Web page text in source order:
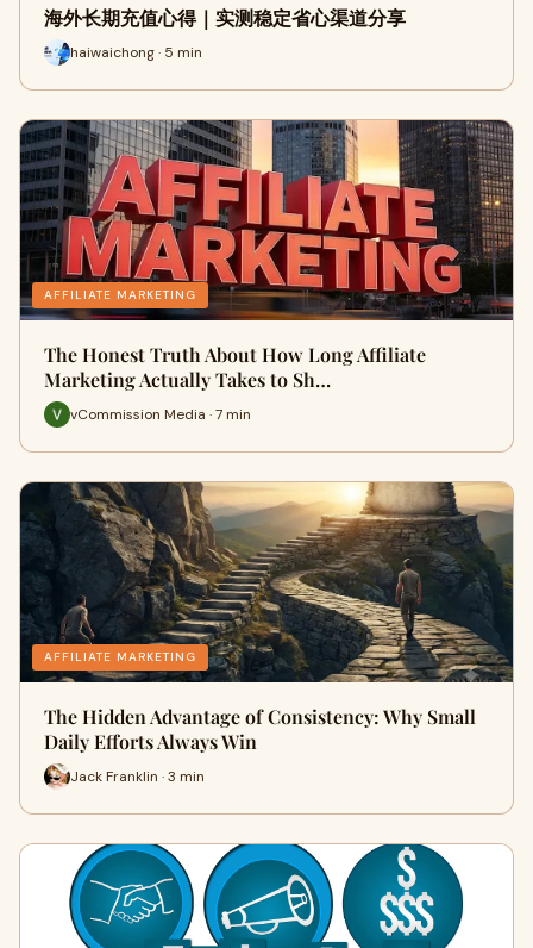
海外长期充值心得｜实测稳定省心渠道分享
haiwaichong · 5 min
AFFILIATE MARKETING
The Honest Truth About How Long Affiliate
Marketing Actually Takes to Sh…
vCommission Media · 7 min
AFFILIATE MARKETING
The Hidden Advantage of Consistency: Why Small
Daily Efforts Always Win
Jack Franklin · 3 min